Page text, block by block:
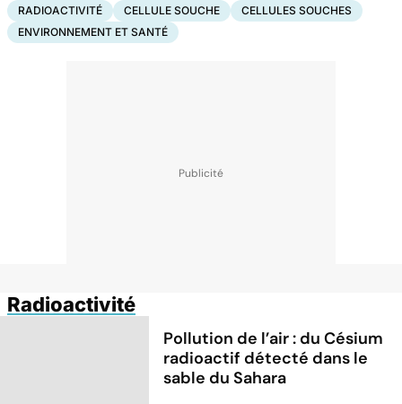
RADIOACTIVITÉ CELLULE SOUCHE
CELLULES SOUCHES
ENVIRONNEMENT ET SANTÉ
Radioactivité
Pollution de l’air : du Césium
radioactif détecté dans le
sable du Sahara